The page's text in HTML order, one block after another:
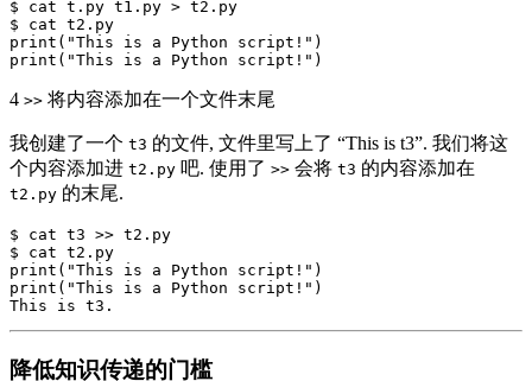
$ cat t.py t1.py > t2.py
$ cat t2.py
print("This is a Python script!")
4 >> 将内容添加在一个文件末尾
我创建了一个 t3 的文件, 文件里写上了 This is t3 . 我们将这
个内容添加进 t2.py 吧. 使用了 >> 会将 t3 的内容添加在
t2.py 的末尾.
$ cat t3 >> t2.py
$ cat t2.py
print("This is a Python script!")
print("This is a Python script!")
降低知识传递的门槛